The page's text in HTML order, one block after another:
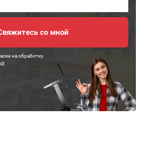
на обработку